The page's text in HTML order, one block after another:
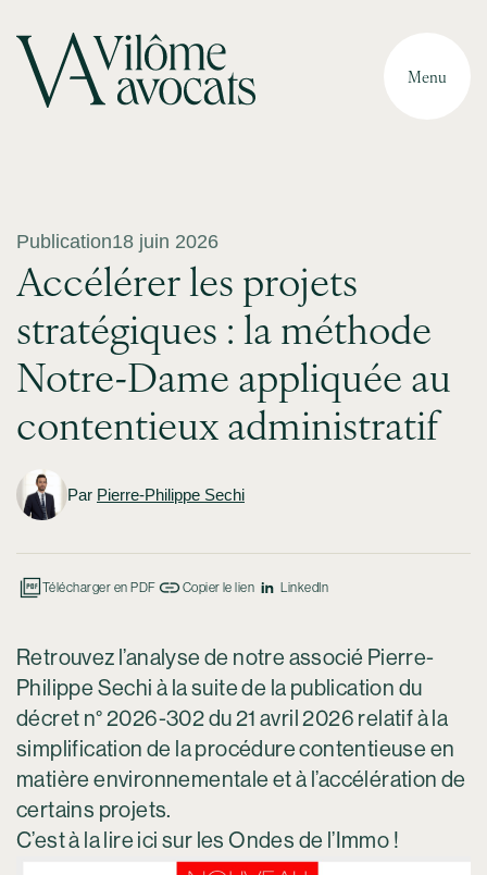
Menu
légales
Suivez-
Publication18 juin 2026
Accélérer les projets
stratégiques : la méthode
Notre-Dame appliquée au
contentieux administratif
Par Pierre-Philippe Sechi
Télécharger en PDF Copier le lien LinkedIn
Retrouvez l’analyse de notre associé Pierre-
Philippe Sechi à la suite de la publication du
décret n° 2026-302 du 21 avril 2026 relatif à la
simplification de la procédure contentieuse en
matière environnementale et à l’accélération de
certains projets.
C’est à la lireici sur les Ondes de l’Immo !